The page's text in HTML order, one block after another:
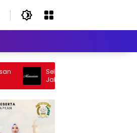
Selamat Jalan Sang Inspirator,
Jalan Abangku Yuslam Idris